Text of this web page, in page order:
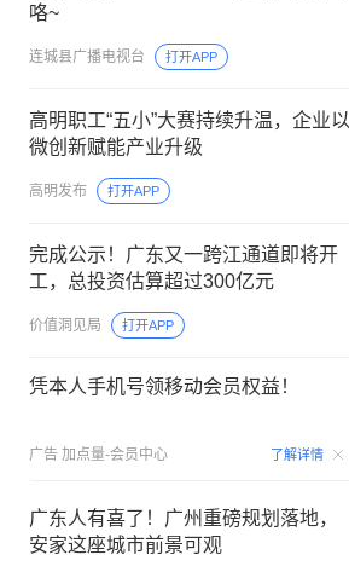
咯~
连城县广播电视台 打开APP
高明职工“五小”大赛持续升温，企业以
微创新赋能产业升级
高明发布 打开APP
完成公示！广东又一跨江通道即将开
工，总投资估算超过300亿元
价值洞见局 打开APP
凭本人手机号领移动会员权益！
广告 加点量-会员中心 了解详情
广东人有喜了！广州重磅规划落地，
安家这座城市前景可观